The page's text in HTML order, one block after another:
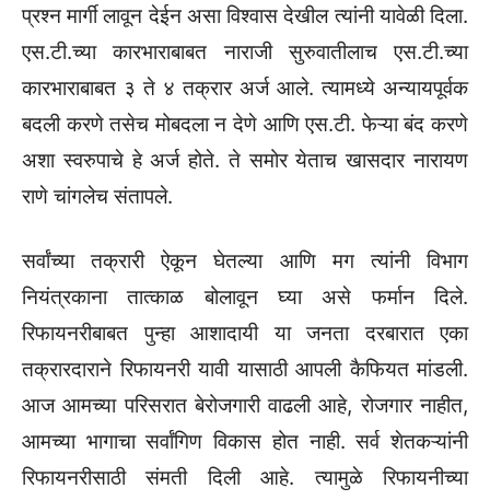
प्रश्न मार्गी लावून देईन असा विश्वास देखील त्यांनी यावेळी दिला.
एस.टी.च्या कारभाराबाबत नाराजी सुरुवातीलाच एस.टी.च्या
कारभाराबाबत ३ ते ४ तक्रार अर्ज आले. त्यामध्ये अन्यायपूर्वक
बदली करणे तसेच मोबदला न देणे आणि एस.टी. फेऱ्या बंद करणे
अशा स्वरुपाचे हे अर्ज होते. ते समोर येताच खासदार नारायण
राणे चांगलेच संतापले.
सर्वांच्या तक्रारी ऐकून घेतल्या आणि मग त्यांनी विभाग
नियंत्रकाना तात्काळ बोलावून घ्या असे फर्मान दिले.
रिफायनरीबाबत पुन्हा आशादायी या जनता दरबारात एका
तक्रारदाराने रिफायनरी यावी यासाठी आपली कैफियत मांडली.
आज आमच्या परिसरात बेरोजगारी वाढली आहे, रोजगार नाहीत,
आमच्या भागाचा सर्वांगिण विकास होत नाही. सर्व शेतकऱ्यांनी
रिफायनरीसाठी संमती दिली आहे. त्यामुळे रिफायनीच्या